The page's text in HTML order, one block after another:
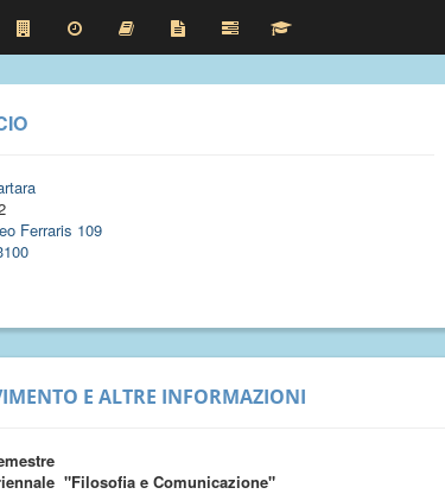
Ferraris 109
E ALTRE INFORMAZIONI
"Filosofia e Comunicazione"